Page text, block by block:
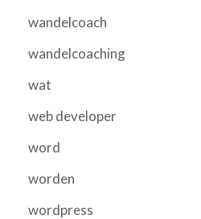
wandelcoach
wandelcoaching
wat
web developer
word
worden
wordpress